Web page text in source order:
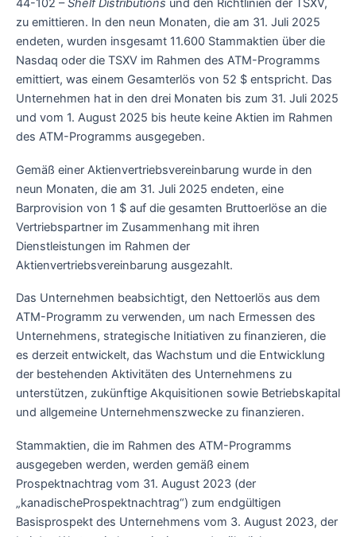
44-102 –Shelf Distributions und den Richtlinien der TSXV,
zu emittieren. In den neun Monaten, die am 31. Juli 2025
endeten, wurden insgesamt 11.600 Stammaktien über die
Nasdaq oder die TSXV im Rahmen des ATM-Programms
emittiert, was einem Gesamterlös von 52 $ entspricht. Das
Unternehmen hat in den drei Monaten bis zum 31. Juli 2025
und vom 1. August 2025 bis heute keine Aktien im Rahmen
des ATM-Programms ausgegeben.
Gemäß einer Aktienvertriebsvereinbarung wurde in den
neun Monaten, die am 31. Juli 2025 endeten, eine
Barprovision von 1 $ auf die gesamten Bruttoerlöse an die
Vertriebspartner im Zusammenhang mit ihren
Dienstleistungen im Rahmen der
Aktienvertriebsvereinbarung ausgezahlt.
Das Unternehmen beabsichtigt, den Nettoerlös aus dem
ATM-Programm zu verwenden, um nach Ermessen des
Unternehmens, strategische Initiativen zu finanzieren, die
es derzeit entwickelt, das Wachstum und die Entwicklung
der bestehenden Aktivitäten des Unternehmens zu
unterstützen, zukünftige Akquisitionen sowie Betriebskapital
und allgemeine Unternehmenszwecke zu finanzieren.
Stammaktien, die im Rahmen des ATM-Programms
ausgegeben werden, werden gemäß einem
Prospektnachtrag vom 31. August 2023 (der
„kanadischeProspektnachtrag“) zum endgültigen
Basisprospekt des Unternehmens vom 3. August 2023, der